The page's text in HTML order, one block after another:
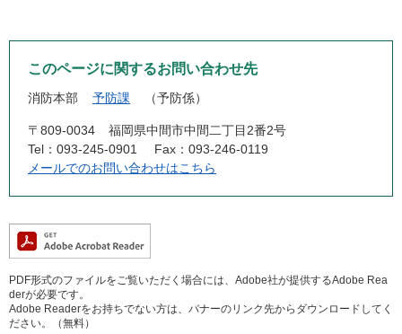
このページに関するお問い合わせ先
消防本部 予防課 予防係
〒809-0034
福岡県中間市中間二丁目2番2号
Tel：093-245-0901
Fax：093-246-0119
メールでのお問い合わせはこちら
PDF形式のファイルをご覧いただく場合には、Adobe社が提供するAdobe Rea
derが必要です。
Adobe Readerをお持ちでない方は、バナーのリンク先からダウンロードしてく
ださい。（無料）